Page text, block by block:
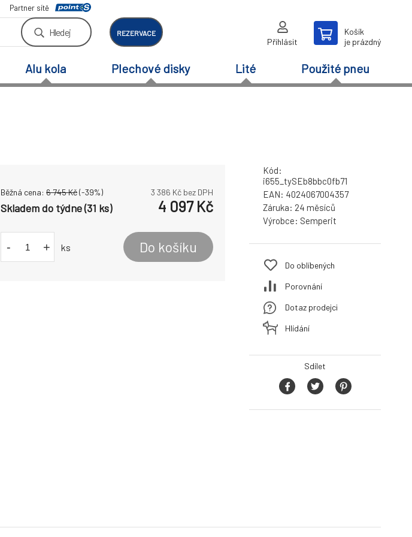
Partner sítě
Hledej REZERVACE
Přihlásit
Košík
je prázdný
Alu kola Plechové disky Lité Použité pneu
Běžná cena: 6 745Kč(-39%) 3 386 Kč bez DPH
Skladem do týdne (31 ks) 4 097Kč
- + ks Do košíku
Kód:
i655_tySEb8bbc0fb71
EAN: 4024067004357
Záruka: 24 měsíců
Výrobce: Semperit
Do oblíbených
Porovnání
Dotaz prodejci
Hlídání
Sdílet